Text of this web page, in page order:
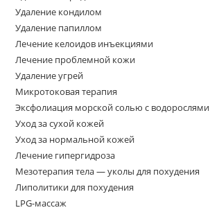
Удаление кондилом
Удаление папиллом
Лечение келоидов инъекциями
Лечение проблемной кожи
Удаление угрей
Микротоковая терапия
Эксфолиация морской солью с водорослями
Уход за сухой кожей
Уход за нормальной кожей
Лечение гипергидроза
Мезотерапия тела — уколы для похудения
Липолитики для похудения
LPG-массаж